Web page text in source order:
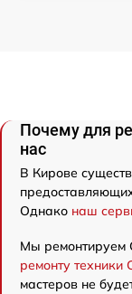
Почему для
нас
В Кирове
Однако наш
Мы ремонтируем
ремонту техники
мастеров не